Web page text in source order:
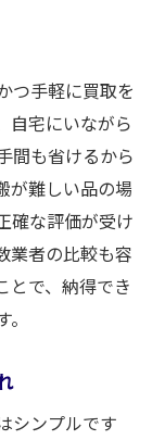
つ手軽に買取を
自宅にいながら
間も省けるから
が難しい品の場
確な評価が受け
業者の比較も容
とで、納得でき
シンプルです